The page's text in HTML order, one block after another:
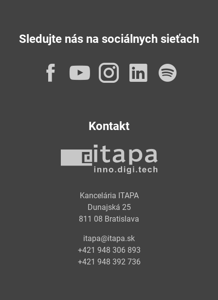
Sledujte nás na sociálnych sieťach
Facebook
YouTube
Instagram
Kontakt
Kancelária ITAPA
Dunajská 25
811 08 Bratislava
itapa@itapa.sk
+421 948 306 893
+421 948 392 736